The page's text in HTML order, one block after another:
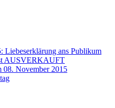
Liebeserklärung ans Publikum
AUSVERKAUFT
08. November 2015